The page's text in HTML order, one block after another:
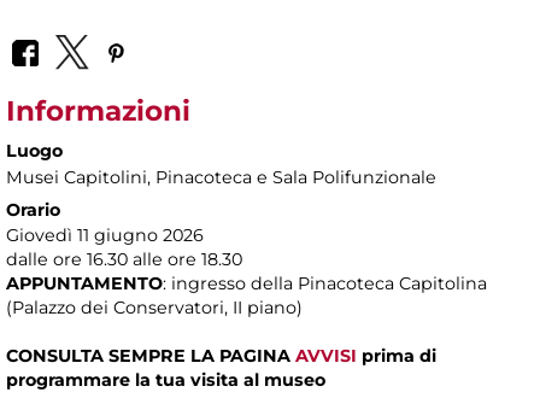
Informazioni
Luogo
Musei Capitolini, Pinacoteca e Sala Polifunzionale
Orario
Giovedì 11 giugno 2026
dalle ore 16.30 alle ore 18.30
APPUNTAMENTO: ingresso della Pinacoteca Capitolina
(Palazzo dei Conservatori, II piano)
CONSULTA SEMPRE LA PAGINA AVVISI prima di
programmare la tua visita al museo